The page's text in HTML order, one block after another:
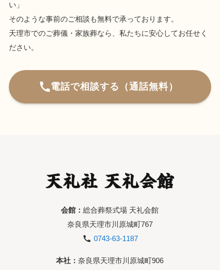
い」
そのような事前のご相談も無料で承っております。
天理市でのご葬儀・家族葬なら、私たちに安心してお任せく
ださい。
電話で相談する（通話無料）
会館：総合葬祭式場 天礼会館
奈良県天理市川原城町767
0743-63-1187
本社：奈良県天理市川原城町906